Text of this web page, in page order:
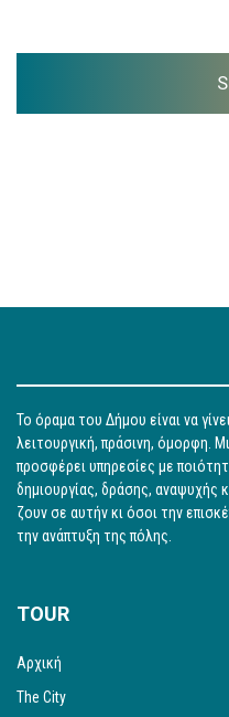
Το όραμα του Δήμου είναι να
λειτουργική, πράσινη, όμορφη.
προσφέρει υπηρεσίες με
δημιουργίας, δράσης, αναψυχής
ζουν σε αυτήν κι όσοι την
την ανάπτυξη της πόλης.
TOUR
Αρχική
The City